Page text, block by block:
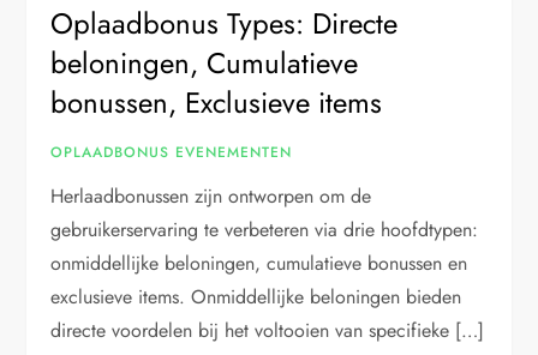
Oplaadbonus Types: Directe
beloningen, Cumulatieve
bonussen, Exclusieve items
OPLAADBONUS EVENEMENTEN
Herlaadbonussen zijn ontworpen om de
gebruikerservaring te verbeteren via drie hoofdtypen:
onmiddellijke beloningen, cumulatieve bonussen en
exclusieve items. Onmiddellijke beloningen bieden
directe voordelen bij het voltooien van specifieke […]